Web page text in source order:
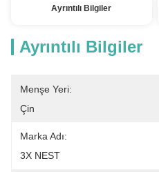
Ayrıntılı Bilgiler
Ayrıntılı Bilgiler
Menşe Yeri:
Çin
Marka Adı:
3X NEST